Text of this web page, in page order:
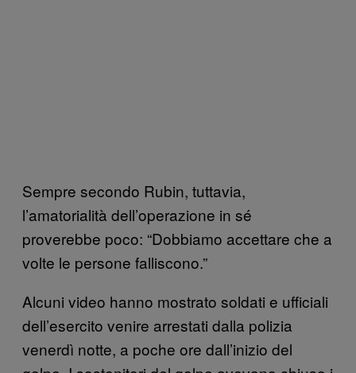
Sempre secondo Rubin, tuttavia,
l’amatorialità dell’operazione in sé
proverebbe poco: “Dobbiamo accettare che a
volte le persone falliscono.”
Alcuni video hanno mostrato soldati e ufficiali
dell’esercito venire arrestati dalla polizia
venerdì notte, a poche ore dall’inizio del